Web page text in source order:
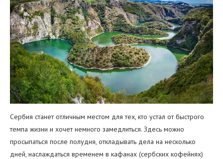
Сербия станет отличным местом для тех, кто устал от быстрого
темпа жизни и хочет немного замедлиться. Здесь можно
просыпаться после полудня, откладывать дела на несколько
дней, наслаждаться временем в кафанах (сербских кофейнях)